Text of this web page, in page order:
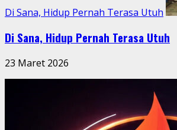
Di Sana, Hidup Pernah Terasa Utuh
Di Sana, Hidup Pernah Terasa Utuh
23 Maret 2026